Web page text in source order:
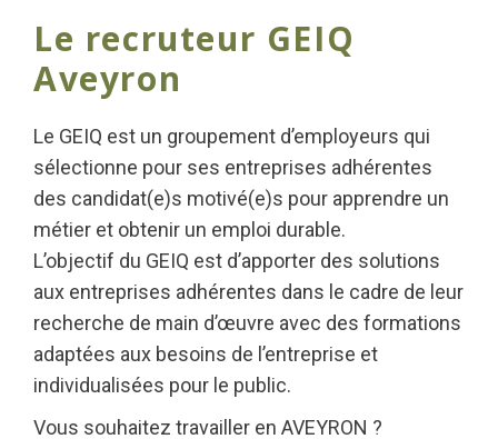
Le recruteur GEIQ
Aveyron
Le GEIQ est un groupement d’employeurs qui
sélectionne pour ses entreprises adhérentes
des candidat(e)s motivé(e)s pour apprendre un
métier et obtenir un emploi durable.
L’objectif du GEIQ est d’apporter des solutions
aux entreprises adhérentes dans le cadre de leur
recherche de main d’œuvre avec des formations
adaptées aux besoins de l’entreprise et
individualisées pour le public.
Vous souhaitez travailler en AVEYRON ?